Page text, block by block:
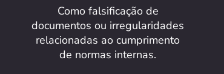
Como falsificação de
documentos ou irregularidades
relacionadas ao cumprimento
de normas internas.